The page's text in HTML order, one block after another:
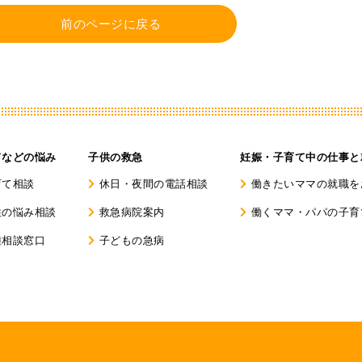
前のページに戻る
どの悩み
相談
悩み相談
談窓口
子供の救急
休日・夜間の電話相談
救急病院案内
子どもの急病
妊娠・子育て中の仕事と
働きたいママの就職
働くママ・パパの子